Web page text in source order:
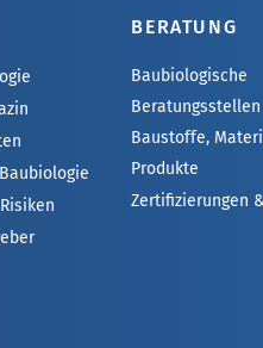
BERATUNG
Baubiologische
Beratungsstellen
Baustoffe,
Produkte
Zertifizierungen